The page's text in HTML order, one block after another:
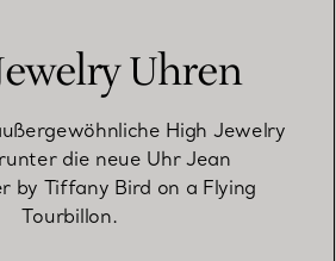
Uhren
High Jewelry
die neue Uhr Jean
by Tiffany Bird on a Flying
Tourbillon.